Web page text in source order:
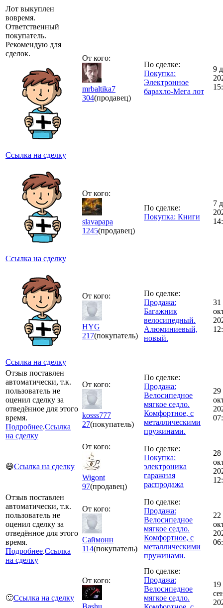
Лот выкуплен
вовремя.
Ответственный
покупатель.
Рекомендую для
сделок.
Ссылка на сделку
От кого:
mrbaltika7
304(продавец)
По сделке:
Покупка:
Электронное
барахло-Мега лот
9
Ссылка на сделку
От кого:
slavapapa
1245(продавец)
По сделке:
Покупка: Книги
7
Ссылка на сделку
От кого:
HYG
217(покупатель)
По сделке:
Продажа:
Багажник
велосипедный.
Алюминиевый,
новый.
31
Отзыв поставлен
автоматически, т.к.
пользователь не
оценил сделку за
отведённое для этого
время.
Подробнее.Ссылка
на сделку
От кого:
kosss777
27(покупатель)
По сделке:
Продажа:
Велосипедное
мягкое седло.
Комфортное, с
металлическими
пружинами.
29
😄Ссылка на сделку
От кого:
Wigont
97(продавец)
По сделке:
Покупка:
электроника
гаражная
распродажа
28
Отзыв поставлен
автоматически, т.к.
пользователь не
оценил сделку за
отведённое для этого
время.
Подробнее.Ссылка
на сделку
От кого:
Саймонн
114(покупатель)
По сделке:
Продажа:
Велосипедное
мягкое седло.
Комфортное, с
металлическими
пружинами.
22
🙂Ссылка на сделку
От кого:
Bashu
По сделке:
Продажа:
Велосипедное
мягкое седло.
19